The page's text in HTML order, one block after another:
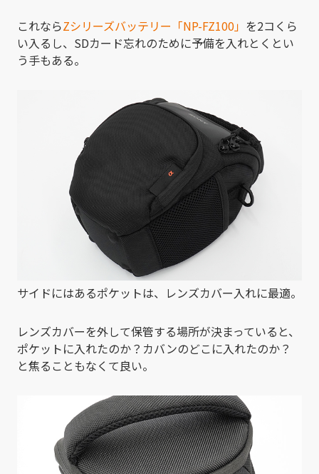
これならZシリーズバッテリー「NP-FZ100」 を2コくら
い入るし、SDカード忘れのために予備を入れとくとい
う手もある。
サイドにはあるポケットは、レンズカバー入れに最適。
レンズカバーを外して保管する場所が決まっていると、
ポケットに入れたのか？カバンのどこに入れたのか？
と焦ることもなくて良い。